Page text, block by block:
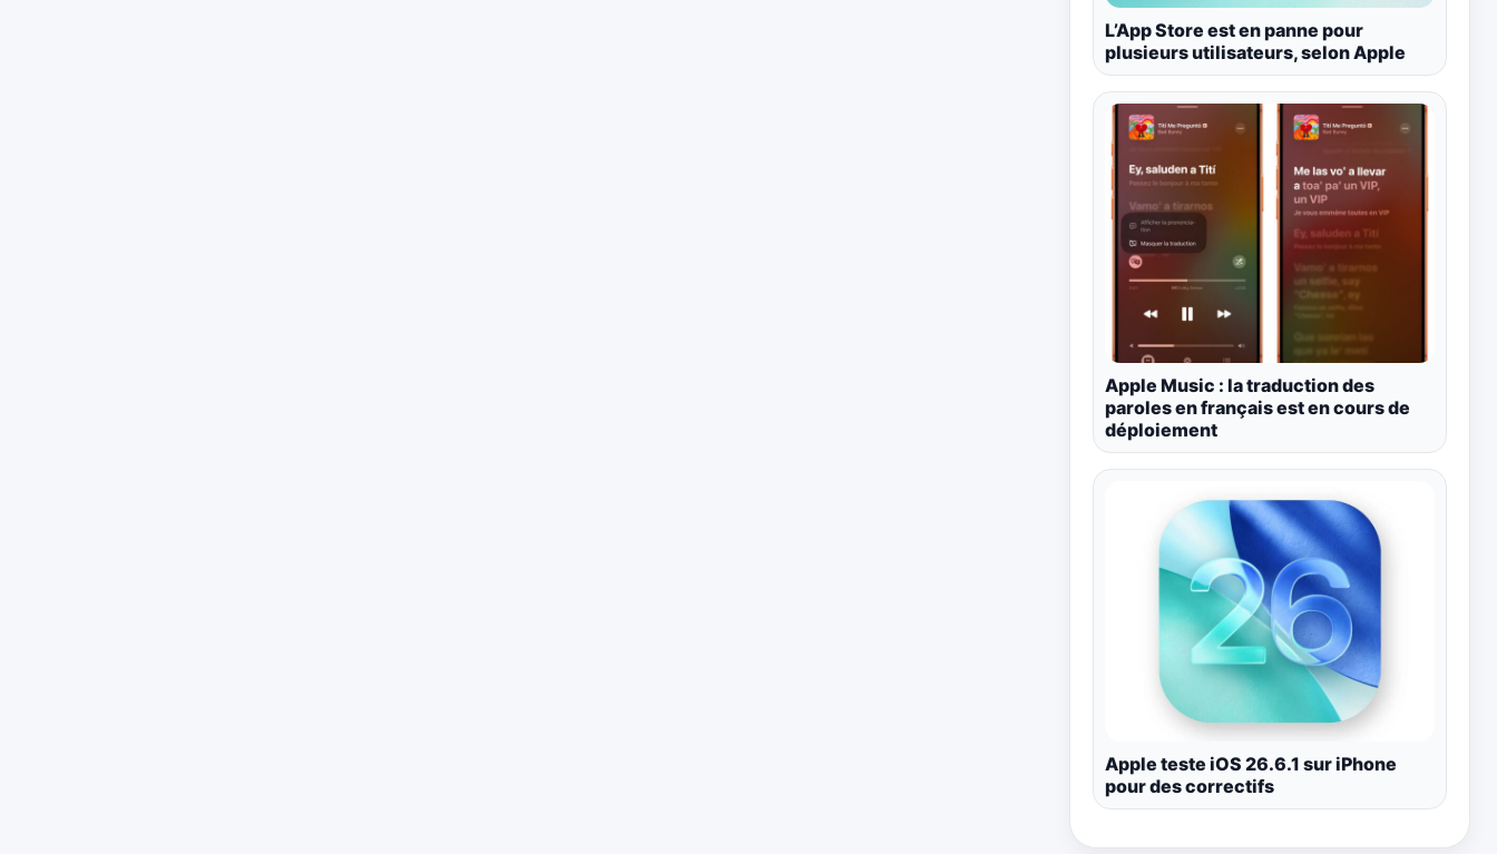
L’App Store est en panne pour
plusieurs utilisateurs, selon Apple
Apple Music : la traduction des
paroles en français est en cours de
déploiement
Apple teste iOS 26.6.1 sur iPhone
pour des correctifs